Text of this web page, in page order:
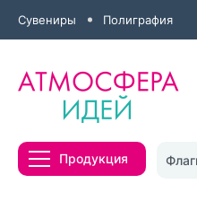
Сувениры Полиграфия
Продукция